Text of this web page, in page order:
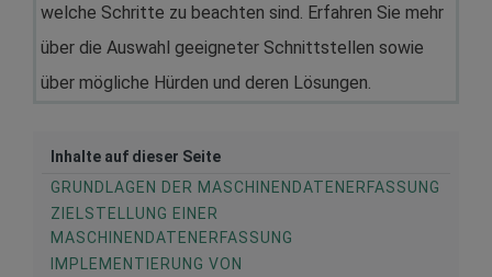
welche Schritte zu beachten sind. Erfahren Sie mehr
über die Auswahl geeigneter Schnittstellen sowie
über mögliche Hürden und deren Lösungen.
Inhalte auf dieser Seite
GRUNDLAGEN DER MASCHINENDATENERFASSUNG
ZIELSTELLUNG EINER
MASCHINENDATENERFASSUNG
IMPLEMENTIERUNG VON